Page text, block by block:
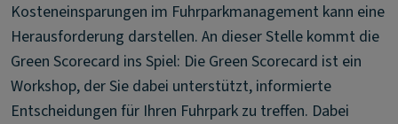
Kosteneinsparungen im Fuhrparkmanagement kann eine
Herausforderung darstellen. An dieser Stelle kommt die
Green Scorecard ins Spiel: Die Green Scorecard ist ein
Workshop, der Sie dabei unterstützt, informierte
Entscheidungen für Ihren Fuhrpark zu treffen. Dabei